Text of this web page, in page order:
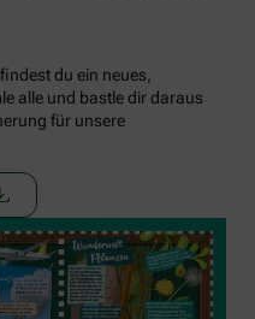
du ein neues,
alle und bastle dir daraus
für unsere